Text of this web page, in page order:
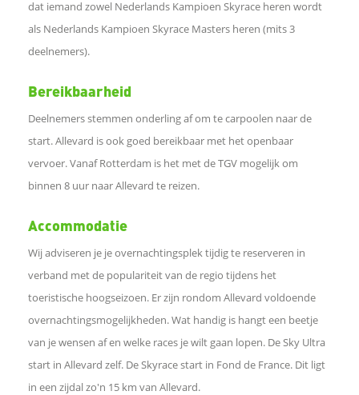
e
d
e
n
dat iemand zowel Nederlands Kampioen Skyrace heren wordt
als Nederlands Kampioen Skyrace Masters heren (mits 3
deelnemers).
Bereikbaarheid
Deelnemers stemmen onderling af om te carpoolen naar de
start. Allevard is ook goed bereikbaar met het openbaar
vervoer. Vanaf Rotterdam is het met de TGV mogelijk om
binnen 8 uur naar Allevard te reizen.
Accommodatie
Wij adviseren je je overnachtingsplek tijdig te reserveren in
verband met de populariteit van de regio tijdens het
toeristische hoogseizoen. Er zijn rondom Allevard voldoende
overnachtingsmogelijkheden. Wat handig is hangt een beetje
van je wensen af en welke races je wilt gaan lopen. De Sky Ultra
start in Allevard zelf. De Skyrace start in Fond de France. Dit ligt
in een zijdal zo'n 15 km van Allevard.